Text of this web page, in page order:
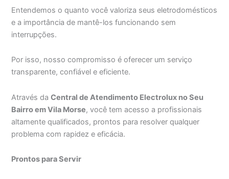
Entendemos o quanto você valoriza seus eletrodomésticos
e a importância de mantê-los funcionando sem
interrupções.
Por isso, nosso compromisso é oferecer um serviço
transparente, confiável e eficiente.
Através daCentral de Atendimento Electrolux no Seu
Bairro em Vila Morse, você tem acesso a profissionais
altamente qualificados, prontos para resolver qualquer
problema com rapidez e eficácia.
Prontos para Servir